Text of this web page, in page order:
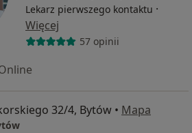
Lekarz pierwszego kontaktu ·
Więcej
57 opinii
32/4, Bytów • Mapa